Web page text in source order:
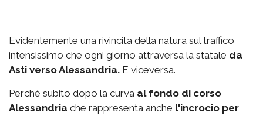
Evidentemente una rivincita della natura sul traffico
intensissimo che ogni giorno attraversa la statale da
Asti verso Alessandria. E viceversa.
Perché subito dopo la curva al fondo di corso
Alessandria che rappresenta anche l'incrocio per